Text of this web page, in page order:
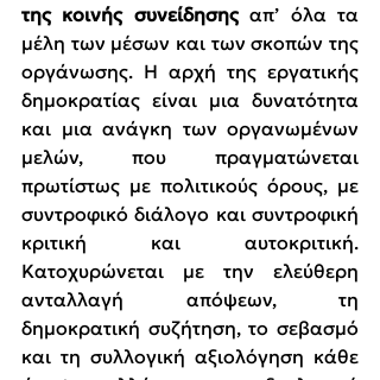
της κοινής συνείδησης απ’ όλα τα
μέλη των μέσων και των σκοπών της
οργάνωσης. Η αρχή της εργατικής
δημοκρατίας είναι μια δυνατότητα
και μια ανάγκη των οργανωμένων
μελών, που πραγματώνεται
πρωτίστως με πολιτικούς όρους, με
συντροφικό διάλογο και συντροφική
κριτική και αυτοκριτική.
Κατοχυρώνεται με την ελεύθερη
ανταλλαγή απόψεων, τη
δημοκρατική συζήτηση, το σεβασμό
και τη συλλογική αξιολόγηση κάθε